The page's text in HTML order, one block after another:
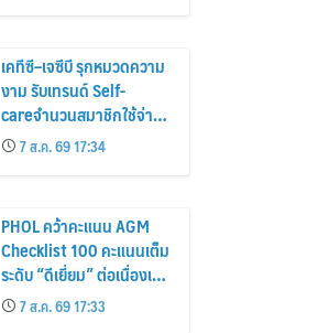
เคทีซี–เจซีบี รุกหมวดความ
งาม รับเทรนด์ Self-
careจำนวนสมาชิกใช้จ่าย
หมวดเครื่องสำอางเพิ่ม
26%
7 ส.ค. 69 17:34
PHOL คว้าคะแนน AGM
Checklist 100 คะแนนเต็ม
ระดับ “ดีเยี่ยม” ต่อเนื่องเป็น
ปีที่ 7 ตอกย้ำการดำเนิน
ธุรกิจตามหลักธรรมาภิบาล
7 ส.ค. 69 17:33